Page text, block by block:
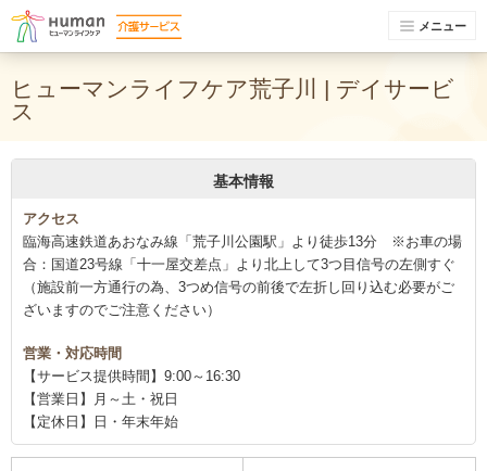
メニュー
ヒューマンライフケア荒子川 | デイサービ
ス
基本情報
アクセス
臨海高速鉄道あおなみ線「荒子川公園駅」より徒歩13分 ※お車の場
合：国道23号線「十一屋交差点」より北上して3つ目信号の左側すぐ
（施設前一方通行の為、3つめ信号の前後で左折し回り込む必要がご
ざいますのでご注意ください）
営業・対応時間
【サービス提供時間】9:00～16:30
【営業日】月～土・祝日
【定休日】日・年末年始